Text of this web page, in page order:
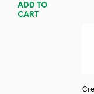
ADD TO
CART